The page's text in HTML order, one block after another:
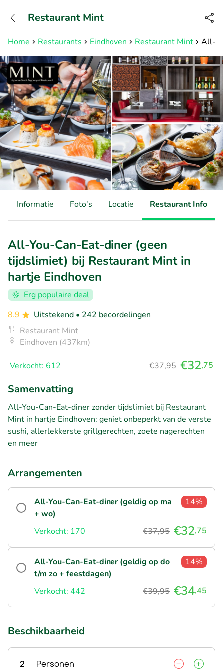
Bereikbaar tot 23:00 uur
Home Restaurants Eindhoven Restaurant Mint All-
Restaurant Mint
Informatie Foto's Locatie Restaurant Info
All-You-Can-Eat-diner (geen
tijdslimiet) bij Restaurant Mint in
hartje Eindhoven
Erg populaire deal
8.9
Uitstekend • 242 beoordelingen
Restaurant Mint
Eindhoven (437km)
Verkocht: 612 €37,95 €32,75
Samenvatting
All-You-Can-Eat-diner zonder tijdslimiet bij Restaurant
Mint in hartje Eindhoven: geniet onbeperkt van de verste
sushi, allerlekkerste grillgerechten, zoete nagerechten
en meer
Arrangementen
All-You-Can-Eat-diner (geldig op ma
+ wo)
14%
Verkocht: 170 €37,95 €32,75
All-You-Can-Eat-diner (geldig op do
t/m zo + feestdagen)
14%
Verkocht: 442 €39,95 €34,45
Beschikbaarheid
2 Personen